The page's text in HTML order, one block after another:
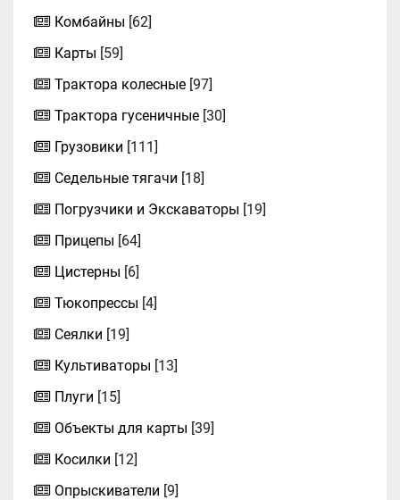
Комбайны [62]
Карты [59]
Трактора колесные [97]
Трактора гусеничные [30]
Грузовики [111]
Седельные тягачи [18]
Погрузчики и Экскаваторы [19]
Прицепы [64]
Цистерны [6]
Тюкопрессы [4]
Сеялки [19]
Культиваторы [13]
Плуги [15]
Объекты для карты [39]
Косилки [12]
Опрыскиватели [9]